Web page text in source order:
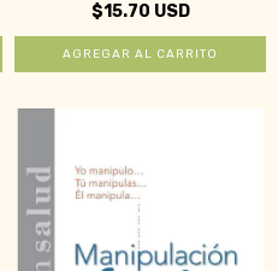
$15.70 USD